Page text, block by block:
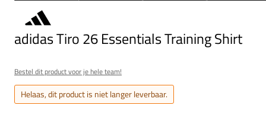
adidas Tiro 26 Essentials Training Shirt
Bestel dit product voor je hele team!
Helaas, dit product is niet langer leverbaar.